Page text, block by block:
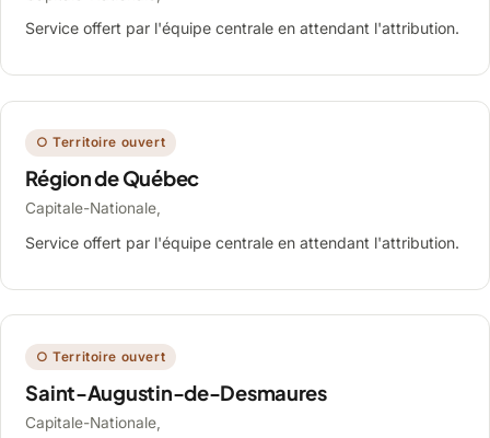
Service offert par l'équipe centrale en attendant l'attribution.
○ Territoire ouvert
Région de Québec
Capitale-Nationale,
Service offert par l'équipe centrale en attendant l'attribution.
○ Territoire ouvert
Saint-Augustin-de-Desmaures
Capitale-Nationale,